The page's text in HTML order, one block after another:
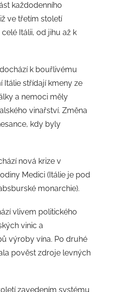
každodenního
ve třetím století
Itálii, od jihu až k
k bouřlivému
Itálie střídají kmeny ze
a nemoci měly
vinařství. Změna
kdy byly
nová krize v
Medici (Itálie je pod
monarchie).
vlivem politického
vinic a
výroby vína. Po druhé
pověst zdroje levných
zavedením systému